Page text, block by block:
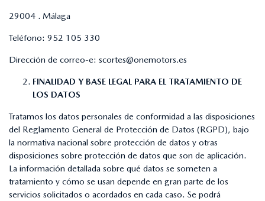
29004 . Málaga
Teléfono: 952 105 330
Dirección de correo-e: scortes@onemotors.es
FINALIDAD Y BASE LEGAL PARA EL TRATAMIENTO DE
LOS DATOS
Tratamos los datos personales de conformidad a las disposiciones
del Reglamento General de Protección de Datos (RGPD), bajo
la normativa nacional sobre protección de datos y otras
disposiciones sobre protección de datos que son de aplicación.
La información detallada sobre qué datos se someten a
tratamiento y cómo se usan depende en gran parte de los
servicios solicitados o acordados en cada caso. Se podrá